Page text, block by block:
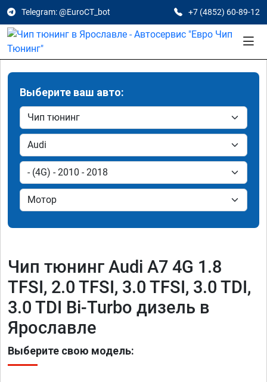
Telegram: @EuroCT_bot +7 (4852) 60-89-12
Выберите ваш авто:
Чип тюнинг Audi A7 4G 1.8
TFSI, 2.0 TFSI, 3.0 TFSI, 3.0 TDI,
3.0 TDI Bi-Turbo дизель в
Ярославле
Выберите свою модель: